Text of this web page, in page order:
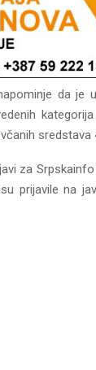
da je
sredstava
za
prijavile na